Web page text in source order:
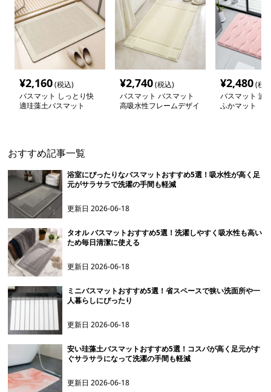
¥2,160(税込)
バスマット しっとり快
適珪藻土バスマット
¥2,740(税込)
バスマット バスマット
高吸水性フレームデザイ
¥2,480(税
バスマット 波
ふかマット
おすすめ記事一覧
浴室にぴったりなバスマットおすすめ5選！吸水性が高く足
元がサラサラで洗濯の手間も軽減
更新日2026-06-18
タオル バスマットおすすめ5選！洗濯しやすく吸水性も高い
ため毎日清潔に使える
更新日2026-06-18
ミニバスマットおすすめ5選！省スペースで狭い洗面所や一
人暮らしにぴったり
更新日2026-06-18
安い珪藻土バスマットおすすめ5選！コスパが高く足元がす
ぐサラサラになって洗濯の手間も軽減
更新日2026-06-18